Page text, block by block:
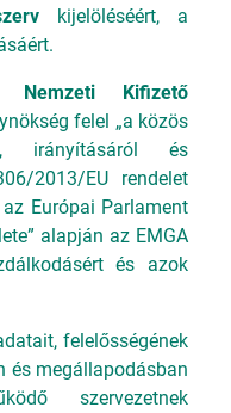
kijelöléséért, a
Nemzeti Kifizető
felel „a közös
irányításáról és
2013/EU rendelet
Európai Parlament
alapján az EMGA
és azok
felelősségének
és megállapodásban
szervezetnek